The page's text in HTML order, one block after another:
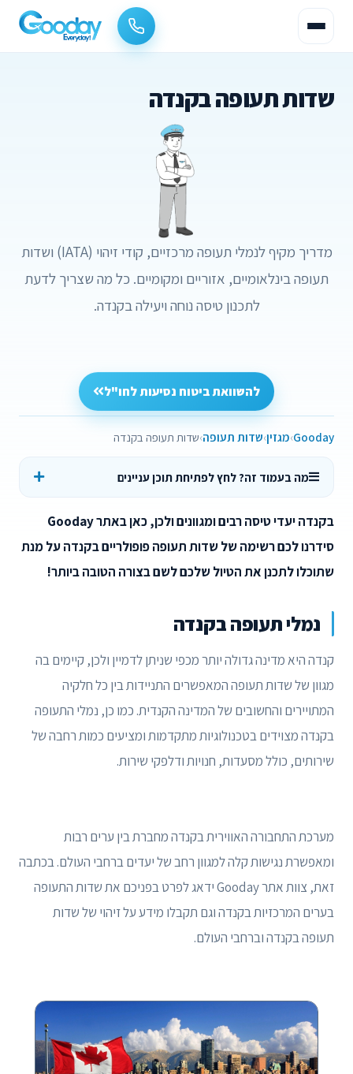
שדות תעופה בקנדה
מדריך מקיף לנמלי תעופה מרכזיים, קודי זיהוי (IATA) ושדות
תעופה בינלאומיים, אזוריים ומקומיים. כל מה שצריך לדעת
לתכנון טיסה נוחה ויעילה בקנדה.
להשוואת ביטוח נסיעות לחו"ל
Gooday מגזין שדות תעופה שדות תעופה בקנדה
מה בעמוד זה? לחץ לפתיחת תוכן עניינים
בקנדה יעדי טיסה רבים ומגוונים ולכן, כאן באתר Gooday
סידרנו לכם רשימה של שדות תעופה פופולריים בקנדה על מנת
שתוכלו לתכנן את הטיול שלכם לשם בצורה הטובה ביותר!
נמלי תעופה בקנדה
קנדה היא מדינה גדולה יותר מכפי שניתן לדמיין ולכן, קיימים בה
מגוון של שדות תעופה המאפשרים התניידות בין כל חלקיה
המתויירים והחשובים של המדינה הקנדית. כמו כן, נמלי התעופה
בקנדה מצוידים בטכנולוגיות מתקדמות ומציעים כמות רחבה של
שירותים, כולל מסעדות, חנויות ודלפקי שירות.
מערכת התחבורה האווירית בקנדה מחברת בין ערים רבות
ומאפשרת נגישות קלה למגוון רחב של יעדים ברחבי העולם. בכתבה
זאת, צוות אתר Gooday ידאג לפרט בפניכם את שדות התעופה
בערים המרכזיות בקנדה וגם תקבלו מידע על זיהוי של שדות
תעופה בקנדה וברחבי העולם.